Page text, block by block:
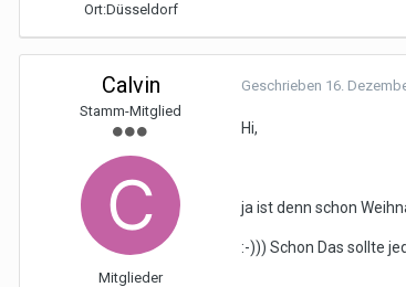
Ort:Düsseldorf
Calvin
Stamm-Mitglied
Mitglieder
Geschrieben 16.
Hi,
ja ist denn schon
:-))) Schon Das sollte